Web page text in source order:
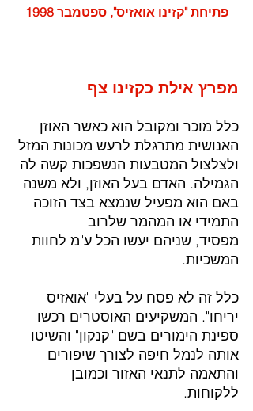
פתיחת "קזינו אואזיס", ספטמבר 1998
מפרץ אילת כקזינו צף
כלל מוכר ומקובל הוא כאשר האוזן
האנושית מתרגלת לרעש מכונות המזל
ולצלצול המטבעות הנשפכות קשה לה
הגמילה. האדם בעל האוזן, ולא משנה
באם הוא מפעיל שנמצא בצד הזוכה
התמידי או המהמר שלרוב
מפסיד, שניהם יעשו הכל ע"מ לחוות
המשכיות.
כלל זה לא פסח על בעלי "אואזיס
יריחו". המשקיעים האוסטרים רכשו
ספינת הימורים בשם "קנקון" והשיטו
אותה לנמל חיפה לצורך שיפורים
והתאמה לתנאי האזור וכמובן
ללקוחות.